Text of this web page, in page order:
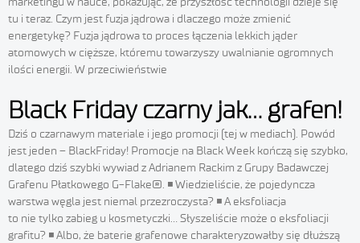
tu i teraz. Czym jest fuzja jądrowa i dlaczego może zmienić
energetykę? Fuzja jądrowa to proces łączenia lekkich jąder
atomowych w cięższe, któremu towarzyszy uwalnianie ogromnych
ilości energii. W przeciwieństwie
Black Friday czarny jak… grafen!
Dziś o czarnawym materiale i jego promocji (tej w mediach). Powód
jest jeden – BlackFriday! Promocje na Black Week kończą się szybko,
dlatego dziś szybki wywiad z Adrianem Rackim z Grupy Badawczej
Grafenu Płatkowego G-Flake®. ◾ Wiedzieliście, że pojedyncza
warstwa węgla jest niemal przezroczysta? ◾ A eksfoliacja
to nie tylko zabieg u kosmetyczki… Słyszeliście może o eksfoliacji
grafitu? ◾ Albo, że baterie grafenowe charakteryzowałby się dłuższą